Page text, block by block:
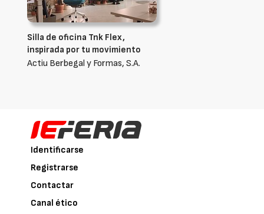
Silla de oficina Tnk Flex,
inspirada por tu movimiento
Actiu Berbegal y Formas, S.A.
Identificarse
Registrarse
Contactar
Canal ético